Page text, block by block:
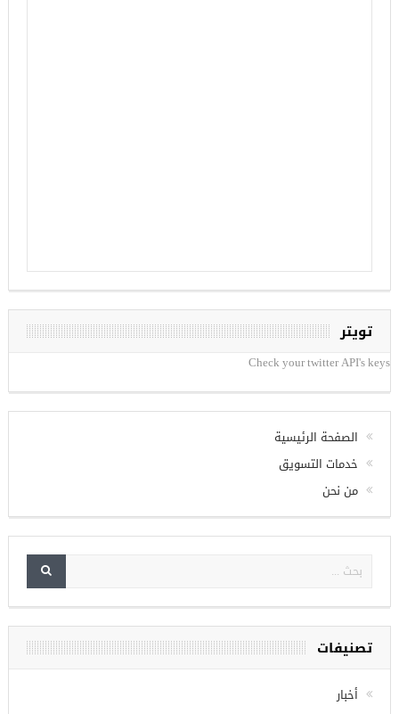
تويتر
Check your twitter API's keys
الصفحة الرئيسية
خدمات التسويق
من نحن
تصنيفات
أخبار